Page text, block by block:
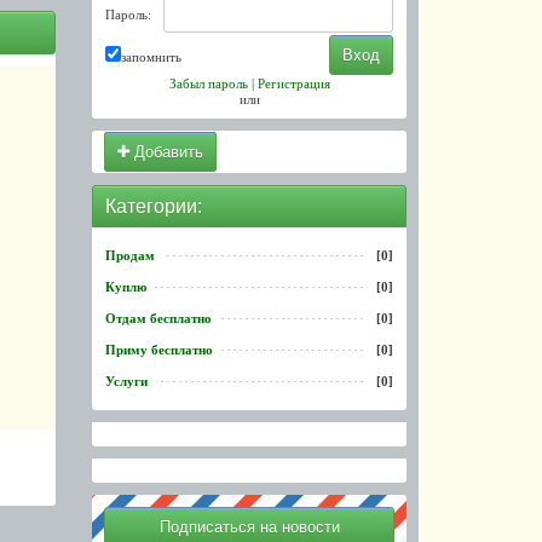
Пароль:
запомнить
Забыл пароль| Регистрация
или
Добавить
Категории:
Продам [0]
Куплю [0]
Отдам бесплатно [0]
Приму бесплатно [0]
Услуги [0]